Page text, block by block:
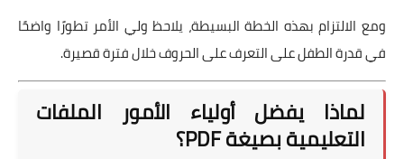
ومع الالتزام بهذه الخطة البسيطة، يلاحظ ولي الأمر تطورًا واضحًا
في قدرة الطفل على التعرف على الحروف خلال فترة قصيرة.
لماذا يفضل أولياء الأمور الملفات
التعليمية بصيغة PDF؟